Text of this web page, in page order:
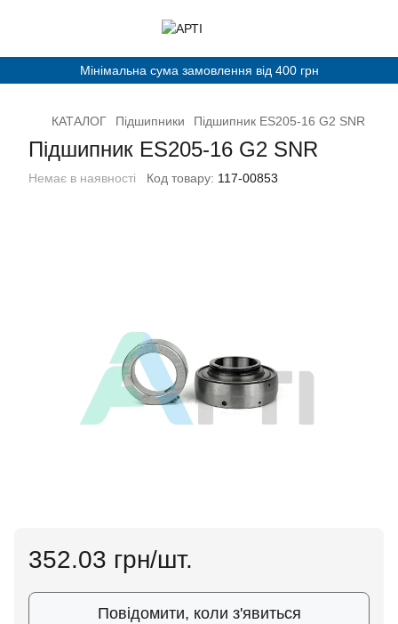
Мінімальна сума замовлення від 400 грн
КАТАЛОГ Підшипники Підшипник ES205-16 G2 SNR
Підшипник ES205-16 G2 SNR
Немає в наявності Код товару: 117-00853
352.03 грн/шт.
Повідомити, коли з'явиться